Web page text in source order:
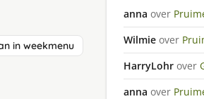
in weekmenu
anna over
Wilmie over
HarryLohr over
anna over